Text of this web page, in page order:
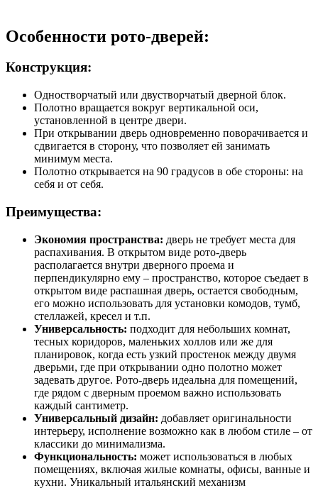
Особенности рото-дверей:
Конструкция:
Одностворчатый или двустворчатый дверной блок.
Полотно вращается вокруг вертикальной оси,
установленной в центре двери.
При открывании дверь одновременно поворачивается и
сдвигается в сторону, что позволяет ей занимать
минимум места.
Полотно открывается на 90 градусов в обе стороны: на
себя и от себя.
Преимущества:
Экономия пространства: дверь не требует места для
распахивания. В открытом виде рото-дверь
располагается внутри дверного проема и
перпендикулярно ему – пространство, которое съедает в
открытом виде распашная дверь, остается свободным,
его можно использовать для установки комодов, тумб,
стеллажей, кресел и т.п.
Универсальность: подходит для небольших комнат,
тесных коридоров, маленьких холлов или же для
планировок, когда есть узкий простенок между двумя
дверьми, где при открывании одно полотно может
задевать другое. Рото-дверь идеальна для помещений,
где рядом с дверным проемом важно использовать
каждый сантиметр.
Универсальный дизайн: добавляет оригинальности
интерьеру, исполнение возможно как в любом стиле – от
классики до минимализма.
Функциональность: может использоваться в любых
помещениях, включая жилые комнаты, офисы, ванные и
кухни. Уникальный итальянский механизм